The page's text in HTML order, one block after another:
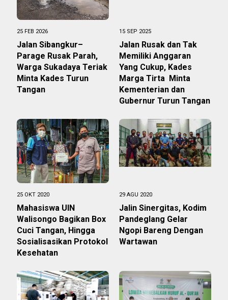
25 FEB 2026
Jalan Sibangkur–
Parage Rusak Parah,
Warga Sukadaya Teriak
Minta Kades Turun
Tangan
15 SEP 2025
Jalan Rusak dan Tak
Memiliki Anggaran
Yang Cukup, Kades
Marga Tirta Minta
Kementerian dan
Gubernur Turun Tangan
25 OKT 2020
Mahasiswa UIN
Walisongo Bagikan Box
Cuci Tangan, Hingga
Sosialisasikan Protokol
Kesehatan
29 AGU 2020
Jalin Sinergitas, Kodim
Pandeglang Gelar
Ngopi Bareng Dengan
Wartawan